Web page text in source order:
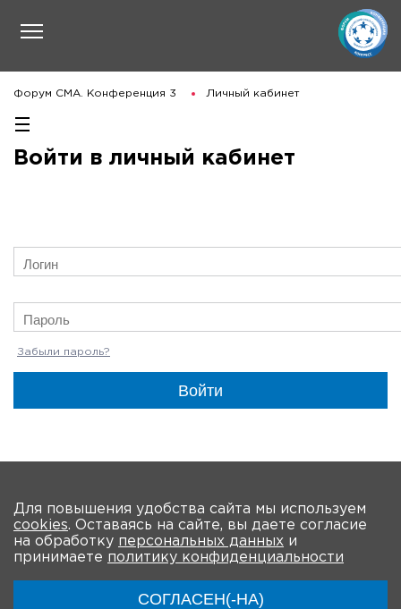
Форум СМА. Конференция 3 Личный кабинет
Войти в личный кабинет
Забыли пароль?
Войти
Для повышения удобства сайта мы используем
cookies. Оставаясь на сайте, вы даете согласие
на обработку персональных данных и
принимаете политику конфиденциальности
СОГЛАСЕН(-НА)
О мероприятии Программа Участники